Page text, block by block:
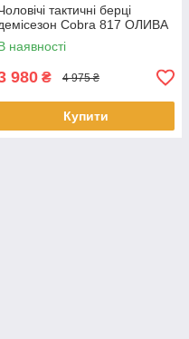
тактичні берці
Cobra 817 ОЛИВА
наявності
980 ₴ 4 975 ₴
Купити